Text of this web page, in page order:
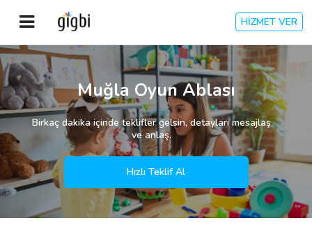
HİZMET VER
Anasayfa
Giriş Yap
Kayıt Ol
Kategoriler
Muğla Oyun Ablası
Birkaç dakika içinde teklifler gelsin, detayları mesajlaş
ve anlaş.
Hızlı Teklif Al